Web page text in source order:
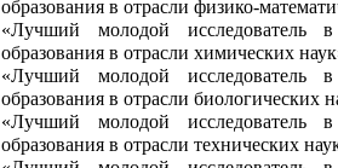
образования в отрасли физико-
«Лучший молодой исследователь в
образования в отрасли химических
«Лучший молодой исследователь в
образования в отрасли биологических
«Лучший молодой исследователь в
образования в отрасли технических